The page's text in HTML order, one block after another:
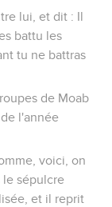
lui, et dit : Il
battu les
tu ne battras
de Moab
l'année
voici, on
le sépulcre
et il reprit